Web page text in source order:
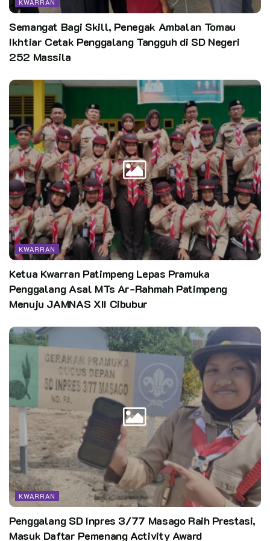
KWARRAN
Semangat Bagi Skill, Penegak Ambalan Tomau
Ikhtiar Cetak Penggalang Tangguh di SD Negeri
252 Massila
KWARRAN
Ketua Kwarran Patimpeng Lepas Pramuka
Penggalang Asal MTs Ar-Rahmah Patimpeng
Menuju JAMNAS XII Cibubur
KWARRAN
Penggalang SD Inpres 3/77 Masago Raih Prestasi,
Masuk Daftar Pemenang Activity Award